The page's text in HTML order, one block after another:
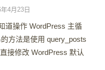
4月23日
道操作 WordPress 主循
方法是使用 query_posts
接修改 WordPress 默认